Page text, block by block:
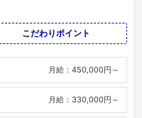
こだわりポイント
月給：450,000円～
月給：330,000円～